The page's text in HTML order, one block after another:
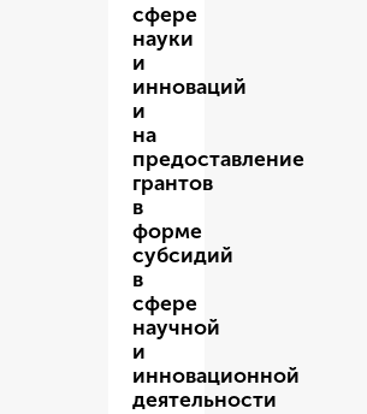
сфере
науки
и
инноваций
и
на
предоставление
грантов
в
форме
субсидий
в
сфере
научной
и
инновационной
деятельности